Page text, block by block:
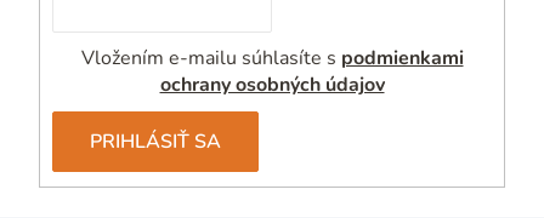
Vložením e-mailu súhlasíte s podmienkami
ochrany osobných údajov
PRIHLÁSIŤ SA